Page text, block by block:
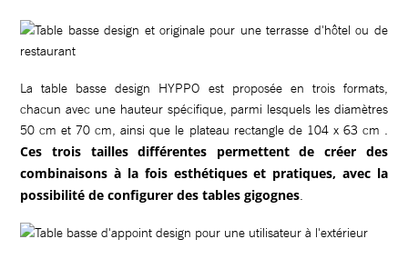
La table basse design HYPPO est proposée en trois formats,
chacun avec une hauteur spécifique, parmi lesquels les diamètres
50 cm et 70 cm, ainsi que le plateau rectangle de 104 x 63 cm .
Ces trois tailles différentes permettent de créer des
combinaisons à la fois esthétiques et pratiques, avec la
possibilité de configurer des tables gigognes.